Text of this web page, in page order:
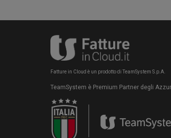
Fatture in Cloud è un prodotto di TeamSystem S.p.A.
TeamSystem è Premium Partner degli